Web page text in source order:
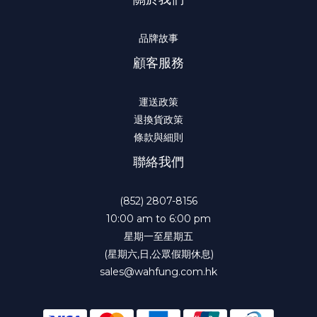
品牌故事
顧客服務
運送政策
退換貨政策
條款與細則
聯絡我們
(852) 2807-8156
10:00 am to 6:00 pm
星期一至星期五
(星期六,日,公眾假期休息)
sales@wahfung.com.hk